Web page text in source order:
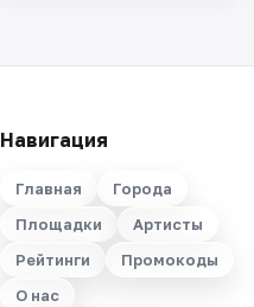
Навигация
Главная
Города
Площадки
Артисты
Рейтинги
Промокоды
О нас